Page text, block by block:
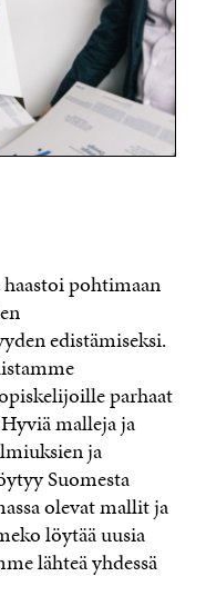
pohtimaan
edistämiseksi.
parhaat
malleja ja
ja
Suomesta
olevat mallit ja
löytää uusia
lähteä yhdessä